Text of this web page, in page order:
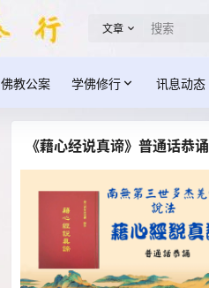
文章
佛教公案 学佛修行 讯息动态
《藉心经说真谛》普通话恭诵